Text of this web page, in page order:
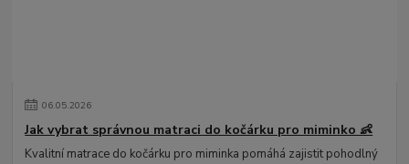
06.05.2026
Jak vybrat správnou matraci do kočárku pro miminko 👶
Kvalitní matrace do kočárku pro miminka pomáhá zajistit pohodlný